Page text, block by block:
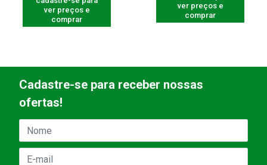
ver preços e
comprar
ver preços e
comprar
Cadastre-se para receber nossas
ofertas!